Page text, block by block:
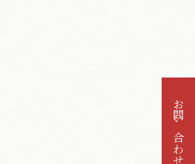
お問い合わせ